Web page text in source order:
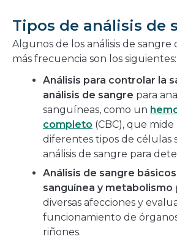
Tipos de análisis de
Algunos de los análisis de sangre
más frecuencia son los siguientes:
Análisis para controlar la
análisis de sangre para
sanguíneas, como un
completo (CBC), que
diferentes tipos de células
análisis de sangre para
Análisis de sangre
sanguínea y metabolismo
diversas afecciones y
funcionamiento de
riñones.